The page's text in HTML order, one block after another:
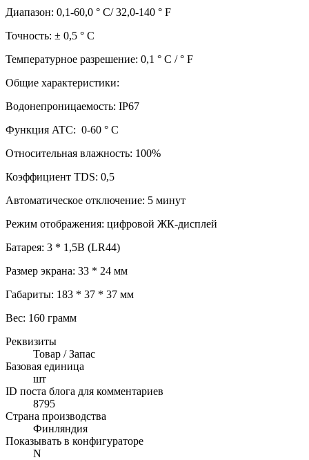
Диапазон: 0,1-60,0 ° C/ 32,0-140 ° F
Точность: ± 0,5 ° C
Температурное разрешение: 0,1 ° C / ° F
Общие характеристики:
Водонепроницаемость: IP67
Функция ATC: 0-60 ° С
Относительная влажность: 100%
Коэффициент TDS: 0,5
Автоматическое отключение: 5 минут
Режим отображения: цифровой ЖК-дисплей
Батарея: 3 * 1,5В (LR44)
Размер экрана: 33 * 24 мм
Габариты: 183 * 37 * 37 мм
Вес: 160 грамм
Реквизиты
Товар / Запас
Базовая единица
шт
ID поста блога для комментариев
8795
Страна производства
Финляндия
Показывать в конфигураторе
N